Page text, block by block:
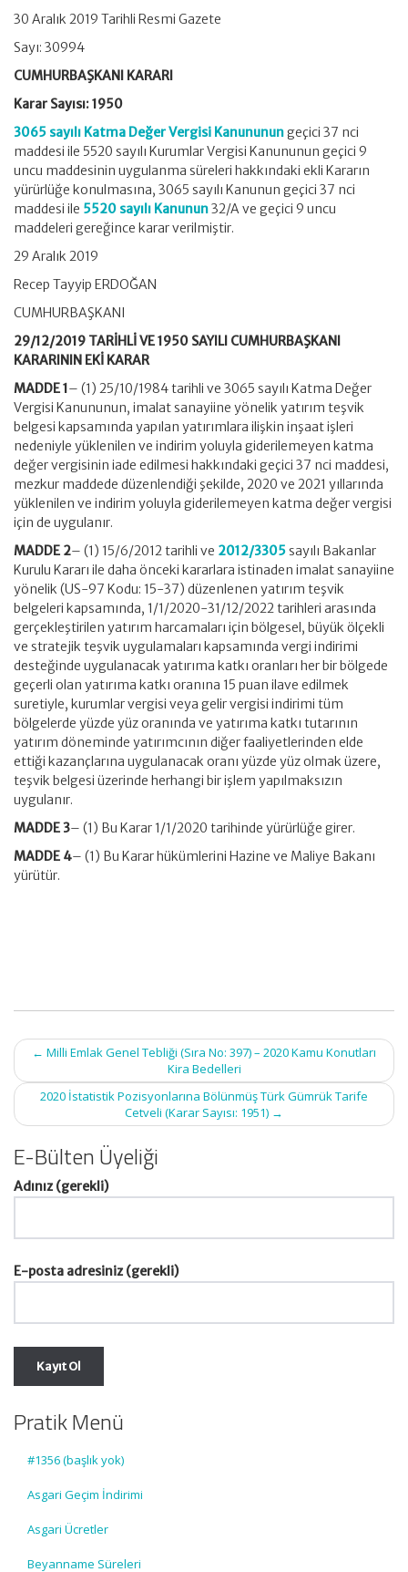
30 Aralık 2019 Tarihli Resmi Gazete
Sayı: 30994
CUMHURBAŞKANI KARARI
Karar Sayısı: 1950
3065 sayılı Katma Değer Vergisi Kanununungeçici 37 nci
maddesi ile 5520 sayılı Kurumlar Vergisi Kanununun geçici 9
uncu maddesinin uygulanma süreleri hakkındaki ekli Kararın
yürürlüğe konulmasına, 3065 sayılı Kanunun geçici 37 nci
maddesi ile 5520 sayılı Kanunun32/A ve geçici 9 uncu
maddeleri gereğince karar verilmiştir.
29 Aralık 2019
Recep Tayyip ERDOĞAN
CUMHURBAŞKANI
29/12/2019 TARİHLİ VE 1950 SAYILI CUMHURBAŞKANI
KARARININ EKİ KARAR
MADDE 1– (1) 25/10/1984 tarihli ve 3065 sayılı Katma Değer
Vergisi Kanununun, imalat sanayiine yönelik yatırım teşvik
belgesi kapsamında yapılan yatırımlara ilişkin inşaat işleri
nedeniyle yüklenilen ve indirim yoluyla giderilemeyen katma
değer vergisinin iade edilmesi hakkındaki geçici 37 nci maddesi,
mezkur maddede düzenlendiği şekilde, 2020 ve 2021 yıllarında
yüklenilen ve indirim yoluyla giderilemeyen katma değer vergisi
için de uygulanır.
MADDE 2– (1) 15/6/2012 tarihli ve 2012/3305 sayılı Bakanlar
Kurulu Kararı ile daha önceki kararlara istinaden imalat sanayiine
yönelik (US-97 Kodu: 15-37) düzenlenen yatırım teşvik
belgeleri kapsamında, 1/1/2020-31/12/2022 tarihleri arasında
gerçekleştirilen yatırım harcamaları için bölgesel, büyük ölçekli
ve stratejik teşvik uygulamaları kapsamında vergi indirimi
desteğinde uygulanacak yatırıma katkı oranları her bir bölgede
geçerli olan yatırıma katkı oranına 15 puan ilave edilmek
suretiyle, kurumlar vergisi veya gelir vergisi indirimi tüm
bölgelerde yüzde yüz oranında ve yatırıma katkı tutarının
yatırım döneminde yatırımcının diğer faaliyetlerinden elde
ettiği kazançlarına uygulanacak oranı yüzde yüz olmak üzere,
teşvik belgesi üzerinde herhangi bir işlem yapılmaksızın
uygulanır.
MADDE 3– (1) Bu Karar 1/1/2020 tarihinde yürürlüğe girer.
MADDE 4– (1) Bu Karar hükümlerini Hazine ve Maliye Bakanı
yürütür.
Post
navigation
← Milli Emlak Genel Tebliği (Sıra No: 397) – 2020 Kamu Konutları
Kira Bedelleri
2020 İstatistik Pozisyonlarına Bölünmüş Türk Gümrük Tarife
Cetveli (Karar Sayısı: 1951) →
E-Bülten Üyeliği
Adınız (gerekli)
E-posta adresiniz (gerekli)
Pratik Menü
#1356 (başlık yok)
Asgari Geçim İndirimi
Asgari Ücretler
Beyanname Süreleri